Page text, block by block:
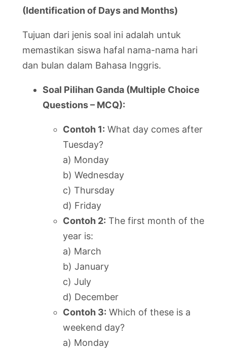
(Identification of Days and Months)
Tujuan dari jenis soal ini adalah untuk
memastikan siswa hafal nama-nama hari
dan bulan dalam Bahasa Inggris.
Soal Pilihan Ganda (Multiple Choice
Questions – MCQ):
Contoh 1: What day comes after
Tuesday?
a) Monday
b) Wednesday
c) Thursday
d) Friday
Contoh 2: The first month of the
year is:
a) March
b) January
c) July
d) December
Contoh 3: Which of these is a
weekend day?
a) Monday